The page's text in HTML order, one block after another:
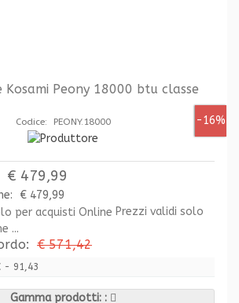
-16%
Kosami Peony 18000 btu classe
Codice: PEONY.18000
€ 479,99
€ 479,99
Prezzi validi solo
...
€ 571,42
- 91,43
Gamma prodotti: